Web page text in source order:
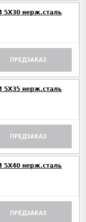
5Х30 нерж.сталь
ПРЕДЗАКАЗ
5Х35 нерж.сталь
ПРЕДЗАКАЗ
5Х40 нерж.сталь
ПРЕДЗАКАЗ